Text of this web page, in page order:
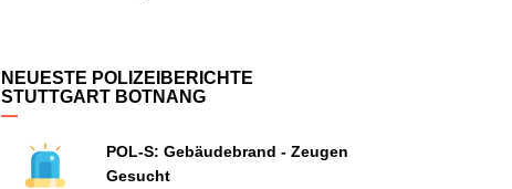
NEUESTE POLIZEIBERICHTE
STUTTGART BOTNANG
POL-S: Gebäudebrand - Zeugen
Gesucht